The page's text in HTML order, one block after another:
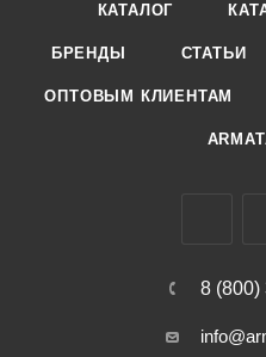
КАТАЛОГ
БРЕНДЫ СТАТЬИ
ОПТОВЫМ КЛИЕНТАМ
8 (800)